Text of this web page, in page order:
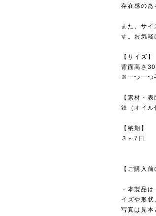
存在感のあ
また、サ
す。お気軽
【サイズ
背面高さ
※一つ一つ
【素材・表
鉄（オイル
【納期】
３～7日
【ご購入
・本製品
イズや形状
写真は見本